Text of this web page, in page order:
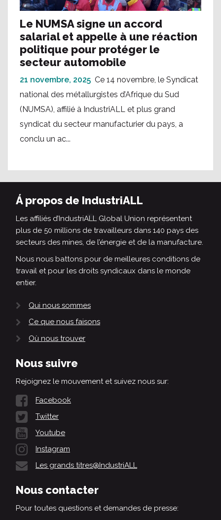
Le NUMSA signe un accord
salarial et appelle à une réaction
politique pour protéger le
secteur automobile
21 novembre, 2025 Ce 14 novembre, le Syndicat
national des métallurgistes d’Afrique du Sud
(NUMSA), affilié à IndustriALL et plus grand
syndicat du secteur manufacturier du pays, a
conclu un ac...
Á propos de IndustriALL
Les affiliés d’IndustriALL Global Union représentent
plus de 50 millions de travailleurs dans 140 pays des
secteurs des mines, de l’énergie et de la manufacture.
Nous nous battons pour de meilleures conditions de
travail et pour les droits syndicaux dans le monde
entier.
Qui nous sommes
Ce que nous faisons
Où nous trouver
Nous suivre
Rejoignez le mouvement et suivez nous sur:
Facebook
Twitter
Youtube
Instagram
Les grands titres@IndustriALL
Nous contacter
Pour toutes questions et demandes de presse: